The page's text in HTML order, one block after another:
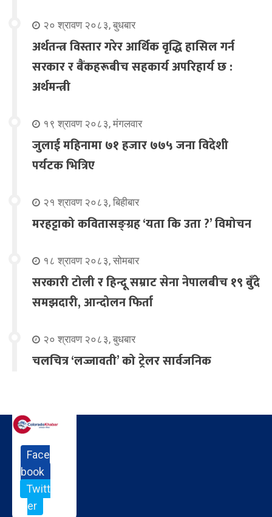
२० श्रावण २०८३, बुधबार
अर्थतन्त्र विस्तार गरेर आर्थिक वृद्धि हासिल गर्न
सरकार र बैंकहरूबीच सहकार्य अपरिहार्य छ :
अर्थमन्त्री
१९ श्रावण २०८३, मंगलवार
जुलाई महिनामा ७१ हजार ७७५ जना विदेशी
पर्यटक भित्रिए
२१ श्रावण २०८३, बिहीबार
मरहट्टाको कवितासङ्ग्रह ‘यता कि उता ?’ विमोचन
१८ श्रावण २०८३, सोमबार
सरकारी टोली र हिन्दू सम्राट सेना नेपालबीच १९ बुँदे
समझदारी, आन्दोलन फिर्ता
२० श्रावण २०८३, बुधबार
चलचित्र ‘लज्जावती’ को ट्रेलर सार्वजनिक
Face
book
Twitt
er